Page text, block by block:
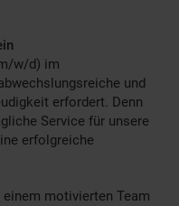
w/d) im
und
erfordert. Denn
Service für unsere
erfolgreiche
motivierten Team